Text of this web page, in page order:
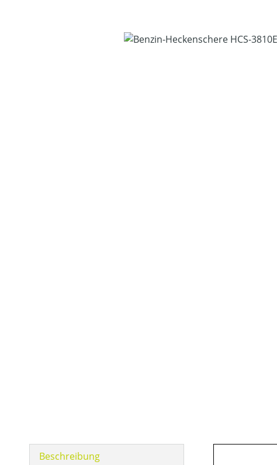
Bildergalerie überspringen
Beschreibung